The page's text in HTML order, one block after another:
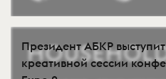
Президент АБКР
креативной сессии